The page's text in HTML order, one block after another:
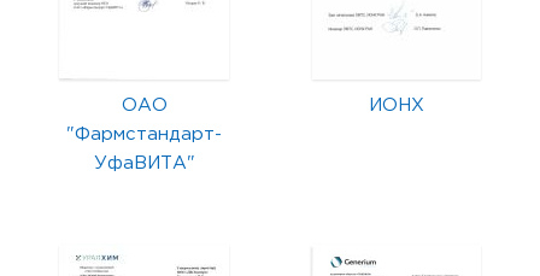
ОАО
"Фармстандарт-
УфаВИТА"
ИОНХ